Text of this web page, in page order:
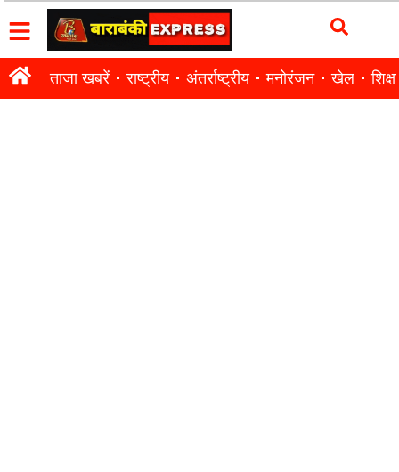
ताजा खबरें राष्ट्रीय अंतर्राष्ट्रीय मनोरंजन खेल शिक्षा